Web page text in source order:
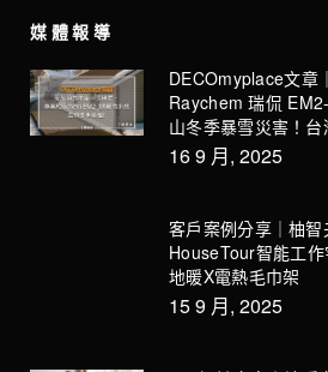
媒體報導
DECOmyplace文章
Raychem 瑞侃
山冬季暴雪災害！
16 9 月, 2025
客戶案例分享｜柚智
HouseTour智能工
地暖X電熱毛巾架
15 9 月, 2025